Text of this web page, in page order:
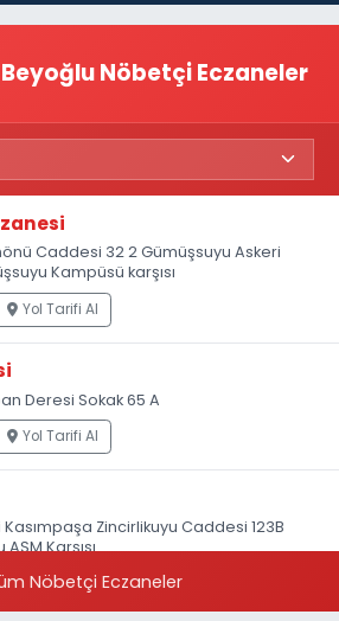
Nöbetçi Eczaneler
Caddesi 32 2 Gümüşsuyu Askeri
Kampüsü karşısı
Yol Tarifi Al
Deresi Sokak 65 A
Yol Tarifi Al
Zincirlikuyu Caddesi 123B
Karşısı
Yol Tarifi Al
Nöbetçi Eczaneler